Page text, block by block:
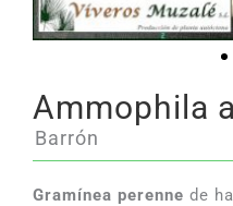
Ammophila
Barrón
Gramínea perenne de